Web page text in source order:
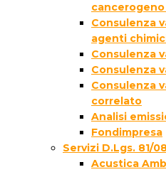
Consulenza
agenti
Consulenza
Consulenza
Consulenza
correlato
Analisi
Fondimpresa
Servizi D.Lgs. 81/
Acustica